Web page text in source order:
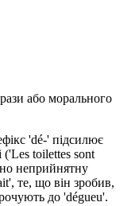
або морального
'dé-' підсилює
('Les toilettes sont
неприйнятну
те, що він зробив,
до 'dégueu'.